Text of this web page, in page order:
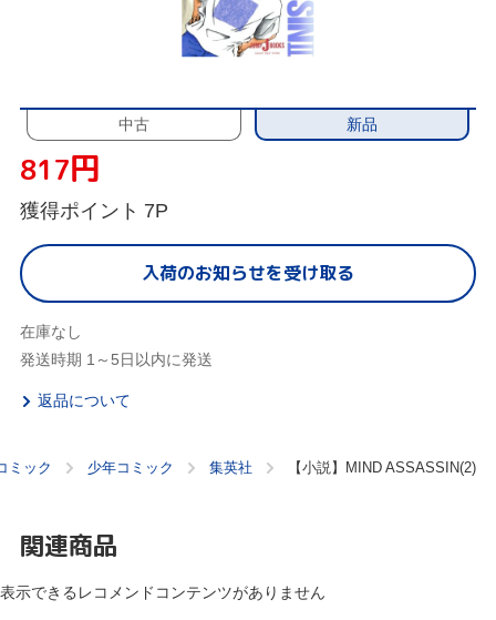
中古 新品
817円
獲得ポイント 7P
入荷のお知らせを受け取る
在庫なし
発送時期 1～5日以内に発送
返品について
ミック 少年コミック 集英社 【小説】MIND ASSASSIN(2)
関連商品
表示できるレコメンドコンテンツがありません